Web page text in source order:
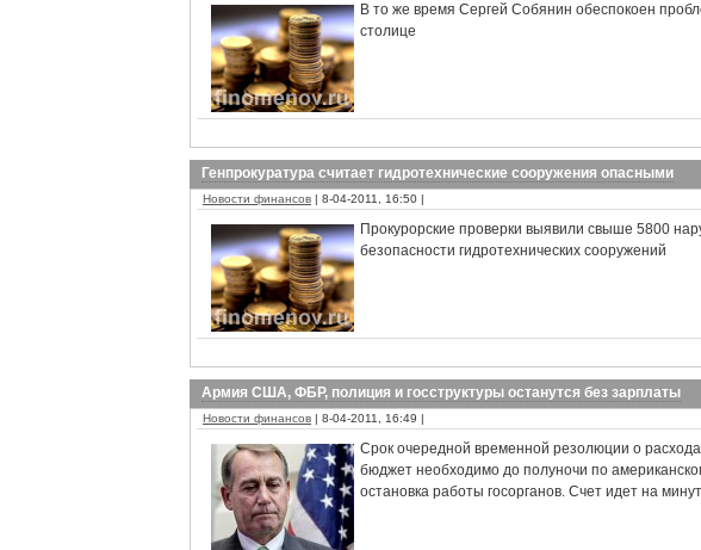
В то же время Сергей Собянин обеспокоен
столице
Генпрокуратура считает гидротехнические сооружения опасными
Новости финансов | 8-04-2011, 16:50 |
Прокурорские проверки выявили свыше 5800
безопасности гидротехнических сооружений
Армия США, ФБР, полиция и госструктуры останутся без зарплаты
Новости финансов | 8-04-2011, 16:49 |
Срок очередной временной резолюции о
бюджет необходимо до полуночи по
остановка работы госорганов. Счет идет на